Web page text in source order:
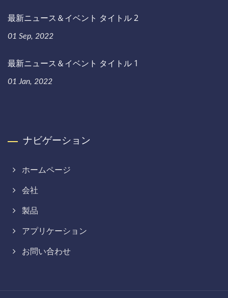
最新ニュース＆イベント タイトル 2
01 Sep, 2022
最新ニュース＆イベント タイトル 1
01 Jan, 2022
ナビゲーション
ホームページ
会社
製品
アプリケーション
お問い合わせ